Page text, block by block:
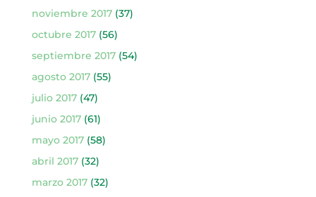
noviembre 2017(37)
octubre 2017(56)
septiembre 2017(54)
agosto 2017(55)
julio 2017(47)
junio 2017(61)
mayo 2017(58)
abril 2017(32)
marzo 2017(32)